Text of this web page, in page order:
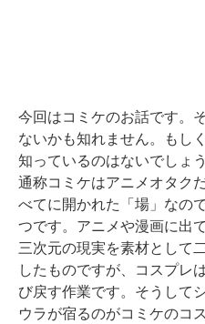
今回はコミケのお話です。
ないかも知れません。もし
知っているのはないでしょ
通称コミケはアニメオタク
べてに開かれた「場」なの
つです。アニメや漫画に出
三次元の現実を素材として
したものですが、コスプレ
び戻す作業です。そうして
ウラが宿るのがコミケのコ